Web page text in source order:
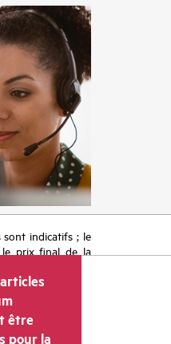
sont indicatifs ; le
le prix final de la
sur la vente
Le prix de la
le revendeur
à d’autres
être
pour la